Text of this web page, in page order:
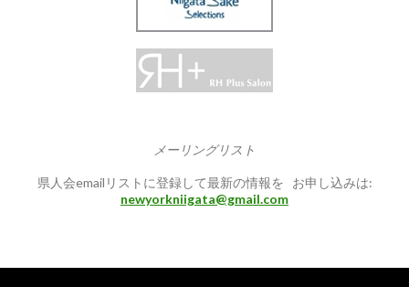
メーリングリスト
県人会emailリストに登録して最新の情報を お申し込みは:
newyorkniigata@gmail.com